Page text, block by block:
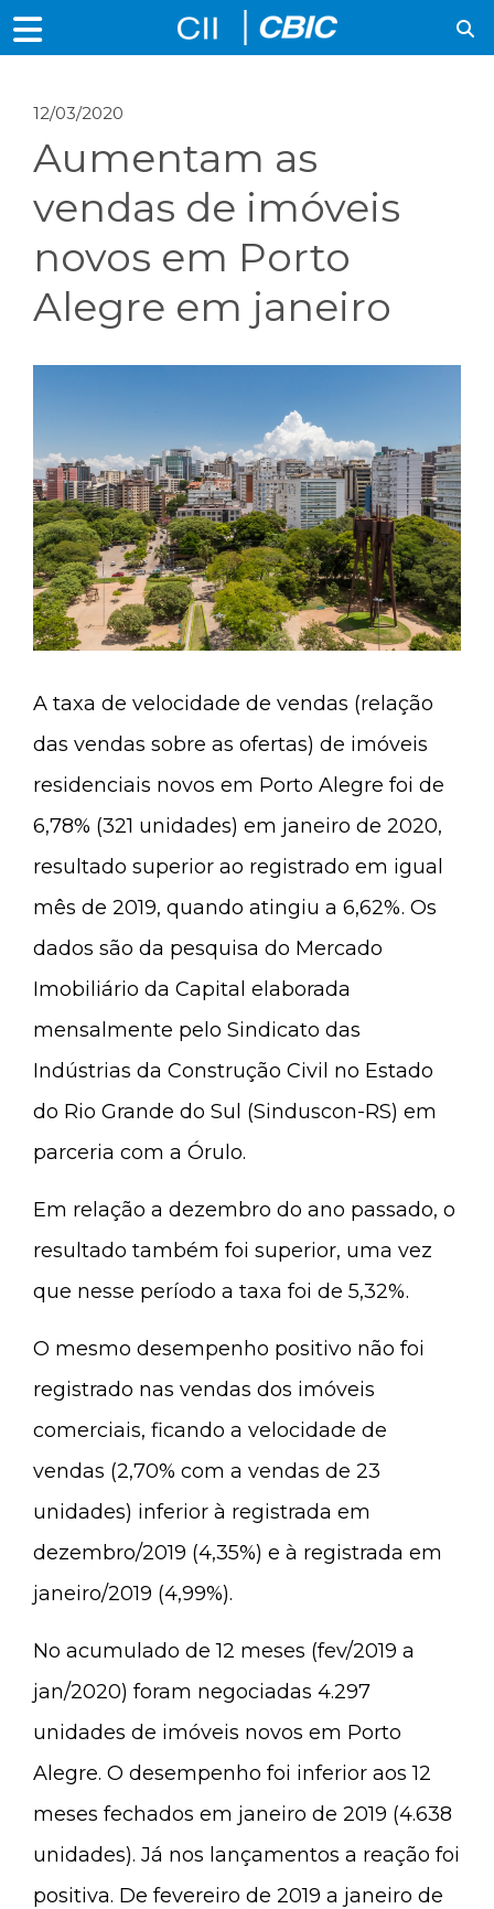
12/03/2020
Aumentam as
vendas de imóveis
novos em Porto
Alegre em janeiro
A taxa de velocidade de vendas (relação
das vendas sobre as ofertas) de imóveis
residenciais novos em Porto Alegre foi de
6,78% (321 unidades) em janeiro de 2020,
resultado superior ao registrado em igual
mês de 2019, quando atingiu a 6,62%. Os
dados são da pesquisa do Mercado
Imobiliário da Capital elaborada
mensalmente pelo Sindicato das
Indústrias da Construção Civil no Estado
do Rio Grande do Sul (Sinduscon-RS) em
parceria com a Órulo.
Em relação a dezembro do ano passado, o
resultado também foi superior, uma vez
que nesse período a taxa foi de 5,32%.
O mesmo desempenho positivo não foi
registrado nas vendas dos imóveis
comerciais, ficando a velocidade de
vendas (2,70% com a vendas de 23
unidades) inferior à registrada em
dezembro/2019 (4,35%) e à registrada em
janeiro/2019 (4,99%).
No acumulado de 12 meses (fev/2019 a
jan/2020) foram negociadas 4.297
unidades de imóveis novos em Porto
Alegre. O desempenho foi inferior aos 12
meses fechados em janeiro de 2019 (4.638
unidades). Já nos lançamentos a reação foi
positiva. De fevereiro de 2019 a janeiro de